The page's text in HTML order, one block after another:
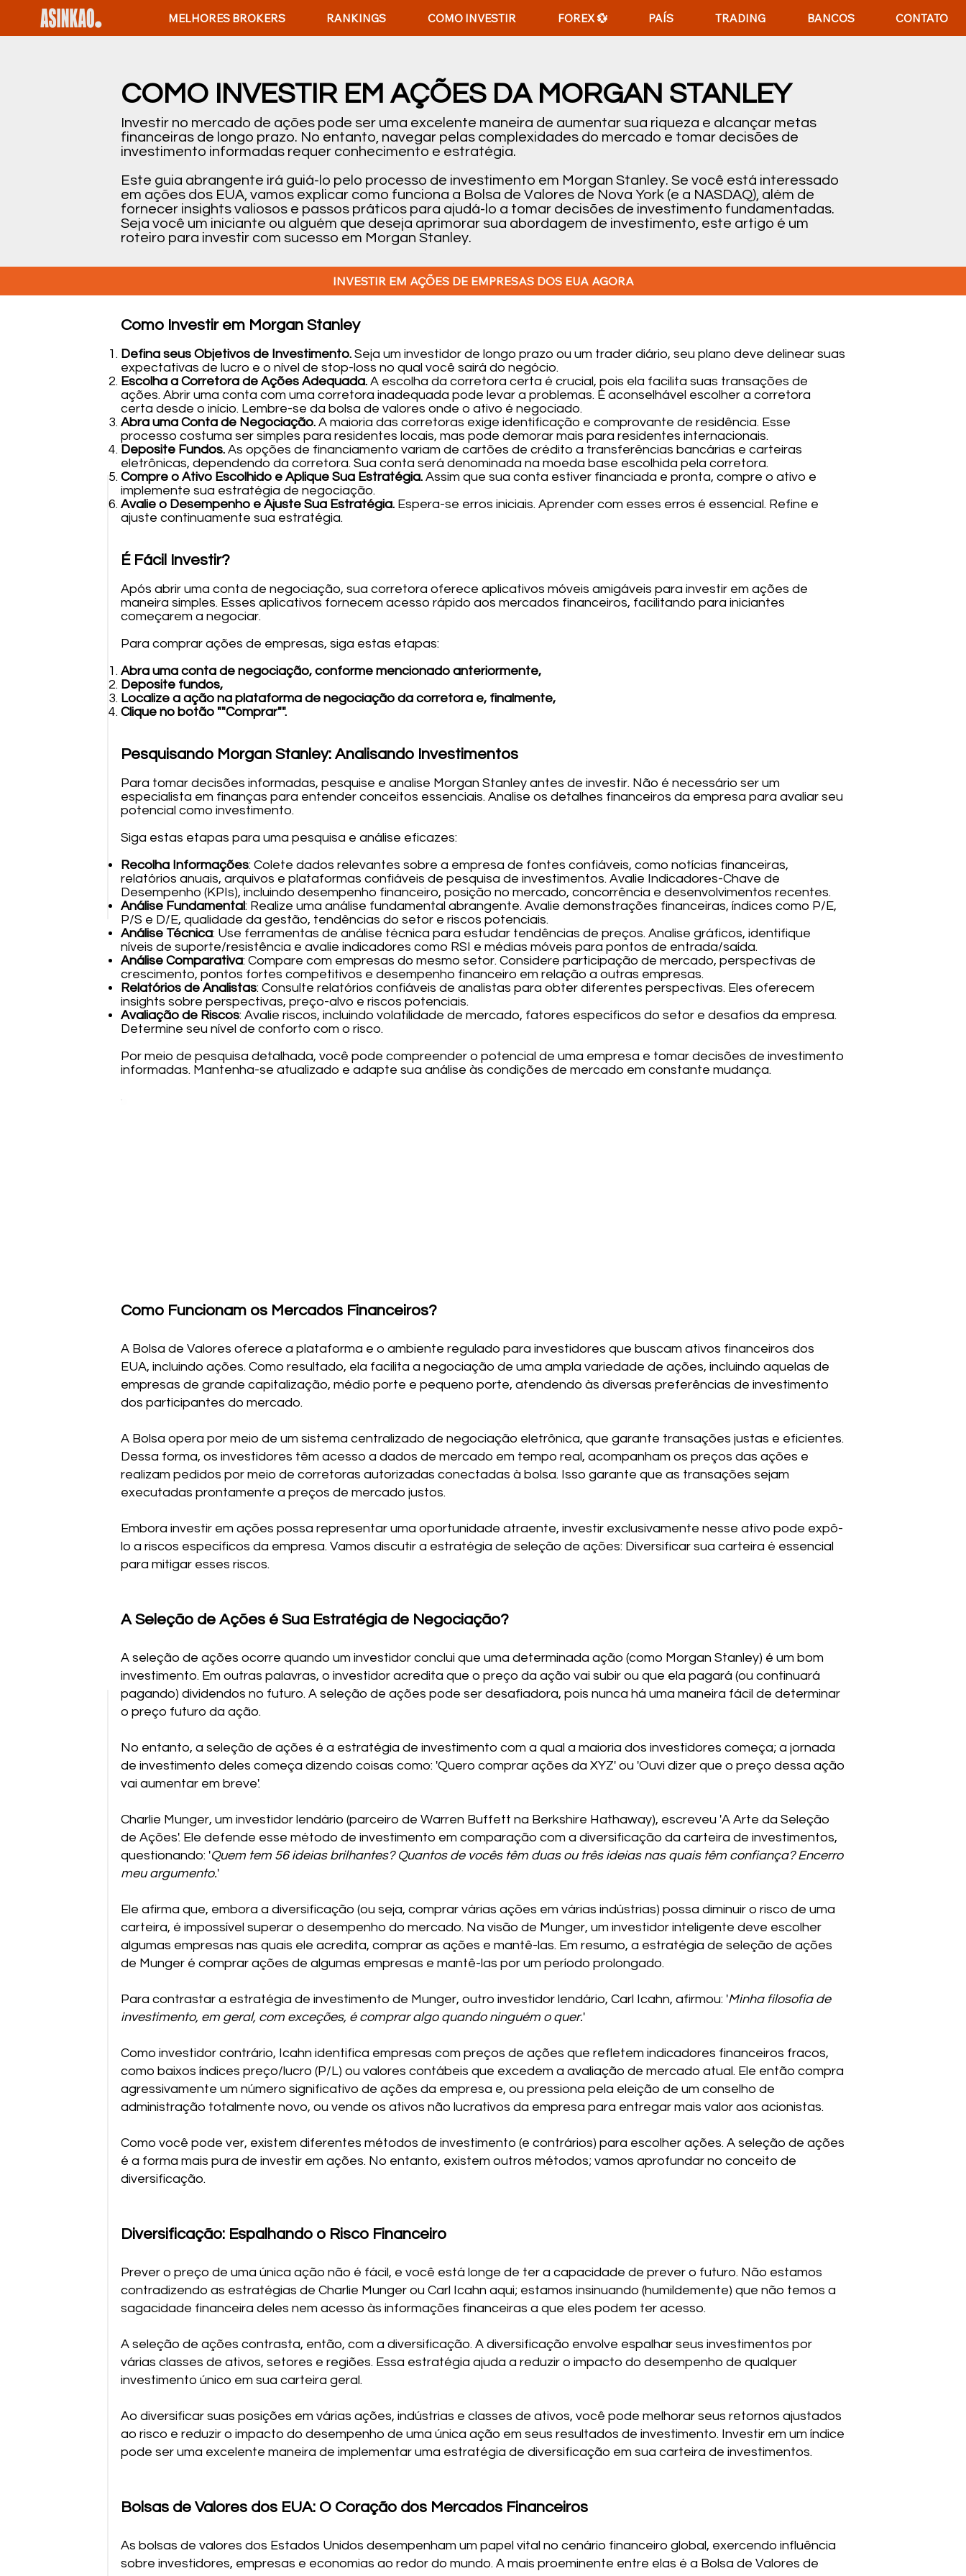
MELHORES BROKERS RANKINGS COMO INVESTIR FOREX 💱 PAÍS TRADING BANCOS CONTATO
COMO INVESTIR EM AÇÕES DA MORGAN STANLEY
Investir no mercado de ações pode ser uma excelente maneira de aumentar sua riqueza e alcançar metas
financeiras de longo prazo. No entanto, navegar pelas complexidades do mercado e tomar decisões de
investimento informadas requer conhecimento e estratégia.
Este guia abrangente irá guiá-lo pelo processo de investimento em Morgan Stanley. Se você está interessado
em ações dos EUA, vamos explicar como funciona a Bolsa de Valores de Nova York (e a NASDAQ), além de
fornecer insights valiosos e passos práticos para ajudá-lo a tomar decisões de investimento fundamentadas.
Seja você um iniciante ou alguém que deseja aprimorar sua abordagem de investimento, este artigo é um
roteiro para investir com sucesso em Morgan Stanley.
Como Investir em Morgan Stanley
Defina seus Objetivos de Investimento. Seja um investidor de longo prazo ou um trader diário, seu plano deve delinear suas
expectativas de lucro e o nível de stop-loss no qual você sairá do negócio.
Escolha a Corretora de Ações Adequada. A escolha da corretora certa é crucial, pois ela facilita suas transações de
ações. Abrir uma conta com uma corretora inadequada pode levar a problemas. É aconselhável escolher a corretora
certa desde o início. Lembre-se da bolsa de valores onde o ativo é negociado.
Abra uma Conta de Negociação. A maioria das corretoras exige identificação e comprovante de residência. Esse
processo costuma ser simples para residentes locais, mas pode demorar mais para residentes internacionais.
Deposite Fundos. As opções de financiamento variam de cartões de crédito a transferências bancárias e carteiras
eletrônicas, dependendo da corretora. Sua conta será denominada na moeda base escolhida pela corretora.
Compre o Ativo Escolhido e Aplique Sua Estratégia. Assim que sua conta estiver financiada e pronta, compre o ativo e
implemente sua estratégia de negociação.
Avalie o Desempenho e Ajuste Sua Estratégia. Espera-se erros iniciais. Aprender com esses erros é essencial. Refine e
ajuste continuamente sua estratégia.
É Fácil Investir?
Após abrir uma conta de negociação, sua corretora oferece aplicativos móveis amigáveis para investir em ações de
maneira simples. Esses aplicativos fornecem acesso rápido aos mercados financeiros, facilitando para iniciantes
começarem a negociar.
Para comprar ações de empresas, siga estas etapas:
Abra uma conta de negociação, conforme mencionado anteriormente,
Deposite fundos,
Localize a ação na plataforma de negociação da corretora e, finalmente,
Clique no botão ""Comprar"".
Pesquisando Morgan Stanley: Analisando Investimentos
Para tomar decisões informadas, pesquise e analise Morgan Stanley antes de investir. Não é necessário ser um
especialista em finanças para entender conceitos essenciais. Analise os detalhes financeiros da empresa para avaliar seu
potencial como investimento.
Siga estas etapas para uma pesquisa e análise eficazes:
Recolha Informações: Colete dados relevantes sobre a empresa de fontes confiáveis, como notícias financeiras,
relatórios anuais, arquivos e plataformas confiáveis de pesquisa de investimentos. Avalie Indicadores-Chave de
Desempenho (KPIs), incluindo desempenho financeiro, posição no mercado, concorrência e desenvolvimentos recentes.
Análise Fundamental: Realize uma análise fundamental abrangente. Avalie demonstrações financeiras, índices como P/E,
P/S e D/E, qualidade da gestão, tendências do setor e riscos potenciais.
Análise Técnica: Use ferramentas de análise técnica para estudar tendências de preços. Analise gráficos, identifique
níveis de suporte/resistência e avalie indicadores como RSI e médias móveis para pontos de entrada/saída.
Análise Comparativa: Compare com empresas do mesmo setor. Considere participação de mercado, perspectivas de
crescimento, pontos fortes competitivos e desempenho financeiro em relação a outras empresas.
Relatórios de Analistas: Consulte relatórios confiáveis de analistas para obter diferentes perspectivas. Eles oferecem
insights sobre perspectivas, preço-alvo e riscos potenciais.
Avaliação de Riscos: Avalie riscos, incluindo volatilidade de mercado, fatores específicos do setor e desafios da empresa.
Determine seu nível de conforto com o risco.
Por meio de pesquisa detalhada, você pode compreender o potencial de uma empresa e tomar decisões de investimento
informadas. Mantenha-se atualizado e adapte sua análise às condições de mercado em constante mudança.
Como Funcionam os Mercados Financeiros?
A Bolsa de Valores oferece a plataforma e o ambiente regulado para investidores que buscam ativos financeiros dos
EUA, incluindo ações. Como resultado, ela facilita a negociação de uma ampla variedade de ações, incluindo aquelas de
empresas de grande capitalização, médio porte e pequeno porte, atendendo às diversas preferências de investimento
dos participantes do mercado.
A Bolsa opera por meio de um sistema centralizado de negociação eletrônica, que garante transações justas e eficientes.
Dessa forma, os investidores têm acesso a dados de mercado em tempo real, acompanham os preços das ações e
realizam pedidos por meio de corretoras autorizadas conectadas à bolsa. Isso garante que as transações sejam
executadas prontamente a preços de mercado justos.
Embora investir em ações possa representar uma oportunidade atraente, investir exclusivamente nesse ativo pode expô-
lo a riscos específicos da empresa. Vamos discutir a estratégia de seleção de ações: Diversificar sua carteira é essencial
para mitigar esses riscos.
A Seleção de Ações é Sua Estratégia de Negociação?
A seleção de ações ocorre quando um investidor conclui que uma determinada ação (como Morgan Stanley) é um bom
investimento. Em outras palavras, o investidor acredita que o preço da ação vai subir ou que ela pagará (ou continuará
pagando) dividendos no futuro. A seleção de ações pode ser desafiadora, pois nunca há uma maneira fácil de determinar
o preço futuro da ação.
No entanto, a seleção de ações é a estratégia de investimento com a qual a maioria dos investidores começa; a jornada
de investimento deles começa dizendo coisas como: 'Quero comprar ações da XYZ' ou 'Ouvi dizer que o preço dessa ação
vai aumentar em breve'.
Charlie Munger, um investidor lendário (parceiro de Warren Buffett na Berkshire Hathaway), escreveu 'A Arte da Seleção
de Ações'. Ele defende esse método de investimento em comparação com a diversificação da carteira de investimentos,
questionando: 'Quem tem 56 ideias brilhantes? Quantos de vocês têm duas ou três ideias nas quais têm confiança? Encerro
meu argumento.'
Ele afirma que, embora a diversificação (ou seja, comprar várias ações em várias indústrias) possa diminuir o risco de uma
carteira, é impossível superar o desempenho do mercado. Na visão de Munger, um investidor inteligente deve escolher
algumas empresas nas quais ele acredita, comprar as ações e mantê-las. Em resumo, a estratégia de seleção de ações
de Munger é comprar ações de algumas empresas e mantê-las por um período prolongado.
Para contrastar a estratégia de investimento de Munger, outro investidor lendário, Carl Icahn, afirmou: 'Minha filosofia de
investimento, em geral, com exceções, é comprar algo quando ninguém o quer.'
Como investidor contrário, Icahn identifica empresas com preços de ações que refletem indicadores financeiros fracos,
como baixos índices preço/lucro (P/L) ou valores contábeis que excedem a avaliação de mercado atual. Ele então compra
agressivamente um número significativo de ações da empresa e, ou pressiona pela eleição de um conselho de
administração totalmente novo, ou vende os ativos não lucrativos da empresa para entregar mais valor aos acionistas.
Como você pode ver, existem diferentes métodos de investimento (e contrários) para escolher ações. A seleção de ações
é a forma mais pura de investir em ações. No entanto, existem outros métodos; vamos aprofundar no conceito de
diversificação.
Diversificação: Espalhando o Risco Financeiro
Prever o preço de uma única ação não é fácil, e você está longe de ter a capacidade de prever o futuro. Não estamos
contradizendo as estratégias de Charlie Munger ou Carl Icahn aqui; estamos insinuando (humildemente) que não temos a
sagacidade financeira deles nem acesso às informações financeiras a que eles podem ter acesso.
A seleção de ações contrasta, então, com a diversificação. A diversificação envolve espalhar seus investimentos por
várias classes de ativos, setores e regiões. Essa estratégia ajuda a reduzir o impacto do desempenho de qualquer
investimento único em sua carteira geral.
Ao diversificar suas posições em várias ações, indústrias e classes de ativos, você pode melhorar seus retornos ajustados
ao risco e reduzir o impacto do desempenho de uma única ação em seus resultados de investimento. Investir em um índice
pode ser uma excelente maneira de implementar uma estratégia de diversificação em sua carteira de investimentos.
Bolsas de Valores dos EUA: O Coração dos Mercados Financeiros
As bolsas de valores dos Estados Unidos desempenham um papel vital no cenário financeiro global, exercendo influência
sobre investidores, empresas e economias ao redor do mundo. A mais proeminente entre elas é a Bolsa de Valores de
INVESTIR EM AÇÕES DE EMPRESAS DOS EUA AGORA